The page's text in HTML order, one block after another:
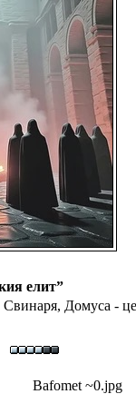
елит”
Домуса -
Bafomet ~0.jpg